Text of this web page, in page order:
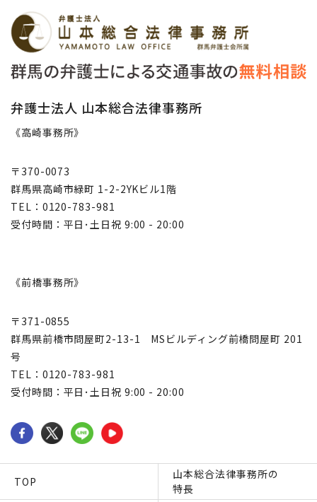
弁護士法人 山本総合法律事務所
《高崎事務所》
〒370-0073
群馬県高崎市緑町 1-2-2YKビル1階
TEL：0120-783-981
受付時間：平日･土日祝 9:00 - 20:00
《前橋事務所》
〒371-0855
群馬県前橋市問屋町2-13-1 MSビルディング前橋問屋町 201
号
TEL：0120-783-981
受付時間：平日･土日祝 9:00 - 20:00
TOP
山本総合法律事務所の
特長